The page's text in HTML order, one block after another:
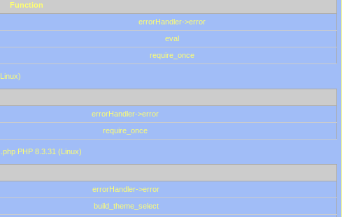
Function
errorHandler->error
eval
require_once
errorHandler->error
require_once
PHP 8.3.31 (Linux)
errorHandler->error
build_theme_select